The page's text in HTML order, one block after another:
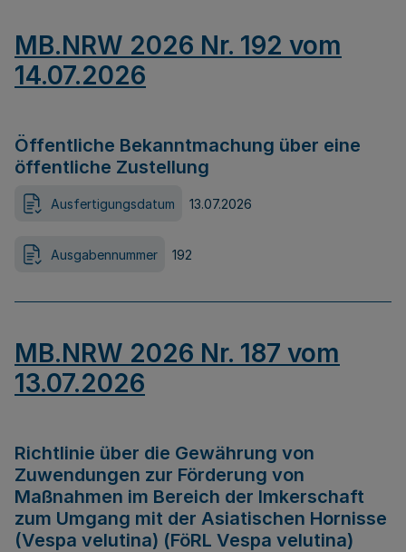
MB.NRW 2026 Nr. 192 vom
14.07.2026
Öffentliche Bekanntmachung über eine
öffentliche Zustellung
Ausfertigungsdatum 13.07.2026
Ausgabennummer 192
MB.NRW 2026 Nr. 187 vom
13.07.2026
Richtlinie über die Gewährung von
Zuwendungen zur Förderung von
Maßnahmen im Bereich der Imkerschaft
zum Umgang mit der Asiatischen Hornisse
(Vespa velutina) (FöRL Vespa velutina)